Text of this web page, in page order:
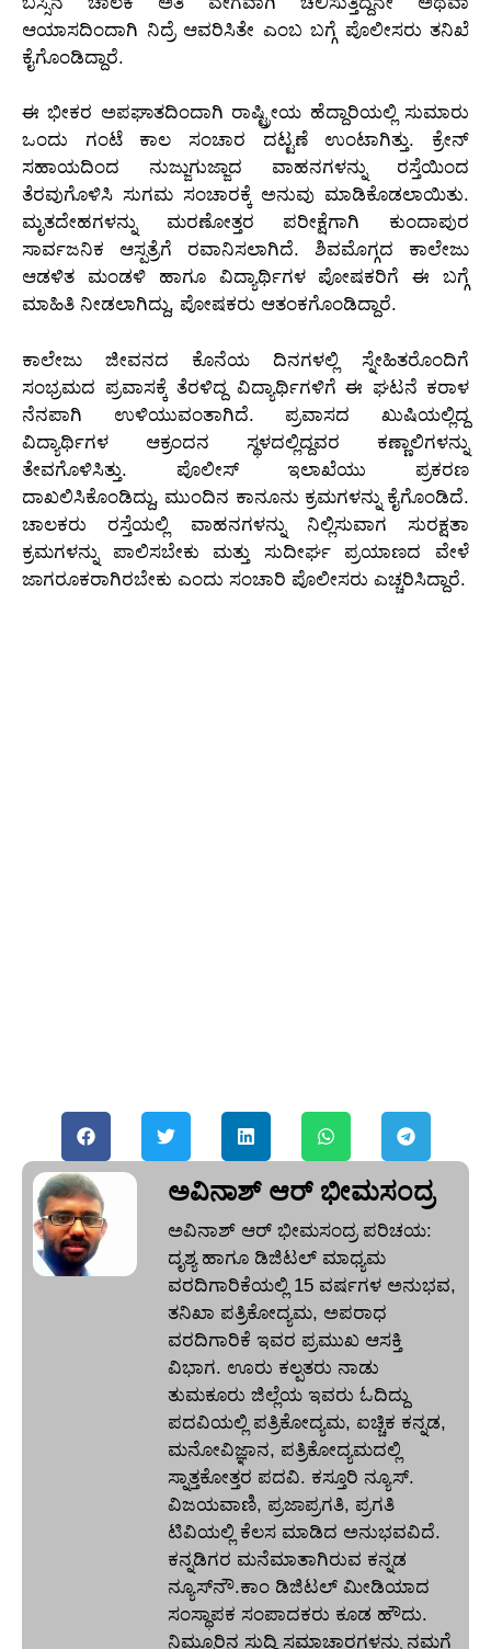
ಆಯಾಸದಿಂದಾಗಿ ನಿದ್ರೆ ಆವರಿಸಿತೇ ಎಂಬ ಬಗ್ಗೆ ಪೊಲೀಸರು ತನಿಖೆ
ಕೈಗೊಂಡಿದ್ದಾರೆ.
ಈ ಭೀಕರ ಅಪಘಾತದಿಂದಾಗಿ ರಾಷ್ಟ್ರೀಯ ಹೆದ್ದಾರಿಯಲ್ಲಿ ಸುಮಾರು
ಒಂದು ಗಂಟೆ ಕಾಲ ಸಂಚಾರ ದಟ್ಟಣೆ ಉಂಟಾಗಿತ್ತು. ಕ್ರೇನ್
ಸಹಾಯದಿಂದ ನುಜ್ಜುಗುಜ್ಜಾದ ವಾಹನಗಳನ್ನು ರಸ್ತೆಯಿಂದ
ತೆರವುಗೊಳಿಸಿ ಸುಗಮ ಸಂಚಾರಕ್ಕೆ ಅನುವು ಮಾಡಿಕೊಡಲಾಯಿತು.
ಮೃತದೇಹಗಳನ್ನು ಮರಣೋತ್ತರ ಪರೀಕ್ಷೆಗಾಗಿ ಕುಂದಾಪುರ
ಸಾರ್ವಜನಿಕ ಆಸ್ಪತ್ರೆಗೆ ರವಾನಿಸಲಾಗಿದೆ. ಶಿವಮೊಗ್ಗದ ಕಾಲೇಜು
ಆಡಳಿತ ಮಂಡಳಿ ಹಾಗೂ ವಿದ್ಯಾರ್ಥಿಗಳ ಪೋಷಕರಿಗೆ ಈ ಬಗ್ಗೆ
ಮಾಹಿತಿ ನೀಡಲಾಗಿದ್ದು, ಪೋಷಕರು ಆತಂಕಗೊಂಡಿದ್ದಾರೆ.
ಕಾಲೇಜು ಜೀವನದ ಕೊನೆಯ ದಿನಗಳಲ್ಲಿ ಸ್ನೇಹಿತರೊಂದಿಗೆ
ಸಂಭ್ರಮದ ಪ್ರವಾಸಕ್ಕೆ ತೆರಳಿದ್ದ ವಿದ್ಯಾರ್ಥಿಗಳಿಗೆ ಈ ಘಟನೆ ಕರಾಳ
ನೆನಪಾಗಿ ಉಳಿಯುವಂತಾಗಿದೆ. ಪ್ರವಾಸದ ಖುಷಿಯಲ್ಲಿದ್ದ
ವಿದ್ಯಾರ್ಥಿಗಳ ಆಕ್ರಂದನ ಸ್ಥಳದಲ್ಲಿದ್ದವರ ಕಣ್ಣಾಲಿಗಳನ್ನು
ತೇವಗೊಳಿಸಿತ್ತು. ಪೊಲೀಸ್ ಇಲಾಖೆಯು ಪ್ರಕರಣ
ದಾಖಲಿಸಿಕೊಂಡಿದ್ದು, ಮುಂದಿನ ಕಾನೂನು ಕ್ರಮಗಳನ್ನು ಕೈಗೊಂಡಿದೆ.
ಚಾಲಕರು ರಸ್ತೆಯಲ್ಲಿ ವಾಹನಗಳನ್ನು ನಿಲ್ಲಿಸುವಾಗ ಸುರಕ್ಷತಾ
ಕ್ರಮಗಳನ್ನು ಪಾಲಿಸಬೇಕು ಮತ್ತು ಸುದೀರ್ಘ ಪ್ರಯಾಣದ ವೇಳೆ
ಜಾಗರೂಕರಾಗಿರಬೇಕು ಎಂದು ಸಂಚಾರಿ ಪೊಲೀಸರು ಎಚ್ಚರಿಸಿದ್ದಾರೆ.
ಅವಿನಾಶ್‌ ಆರ್‌ ಭೀಮಸಂದ್ರ
ಅವಿನಾಶ್‌ ಆರ್‌ ಭೀಮಸಂದ್ರ ಪರಿಚಯ:
ದೃಶ್ಯ ಹಾಗೂ ಡಿಜಿಟಲ್ ಮಾಧ್ಯಮ
ವರದಿಗಾರಿಕೆಯಲ್ಲಿ 15 ವರ್ಷಗಳ ಅನುಭವ,
ತನಿಖಾ ಪತ್ರಿಕೋದ್ಯಮ, ಅಪರಾಧ
ವರದಿಗಾರಿಕೆ ಇವರ ಪ್ರಮುಖ ಆಸಕ್ತಿ
ವಿಭಾಗ. ಊರು ಕಲ್ಪತರು ನಾಡು
ತುಮಕೂರು ಜಿಲ್ಲೆಯ ಇವರು ಓದಿದ್ದು
ಪದವಿಯಲ್ಲಿ ಪತ್ರಿಕೋದ್ಯಮ, ಐಚ್ಚಿಕ ಕನ್ನಡ,
ಮನೋವಿಜ್ಞಾನ, ಪತ್ರಿಕೋದ್ಯಮದಲ್ಲಿ
ಸ್ನಾತ್ತಕೋತ್ತರ ಪದವಿ. ಕಸ್ತೂರಿ ನ್ಯೂಸ್‌.
ವಿಜಯವಾಣಿ, ಪ್ರಜಾಪ್ರಗತಿ, ಪ್ರಗತಿ
ಟಿವಿಯಲ್ಲಿ ಕೆಲಸ ಮಾಡಿದ ಅನುಭವವಿದೆ.
ಕನ್ನಡಿಗರ ಮನೆಮಾತಾಗಿರುವ ಕನ್ನಡ
ನ್ಯೂಸ್‌ನೌ.ಕಾಂ ಡಿಜಿಟಲ್‌ ಮೀಡಿಯಾದ
ಸಂಸ್ಥಾಪಕ ಸಂಪಾದಕರು ಕೂಡ ಹೌದು.
ನಿಮ್ಮೂರಿನ ಸುದ್ದಿ ಸಮಾಚಾರಗಳನ್ನು ನಮಗೆ